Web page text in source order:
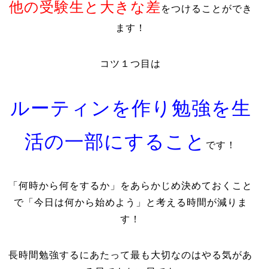
他の受験生と大きな差 をつけることができ
ます！
コツ１つ目は
ルーティンを作り勉強を生
活の一部にすること です！
「何時から何をするか」をあらかじめ決めておくこと
で「今日は何から始めよう」と考える時間が減りま
す！
長時間勉強するにあたって最も大切なのはやる気があ